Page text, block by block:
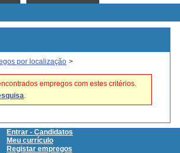
por localização >
empregos com estes critérios.
.
Entrar - Candidatos
Meu currículo
Registar empregos